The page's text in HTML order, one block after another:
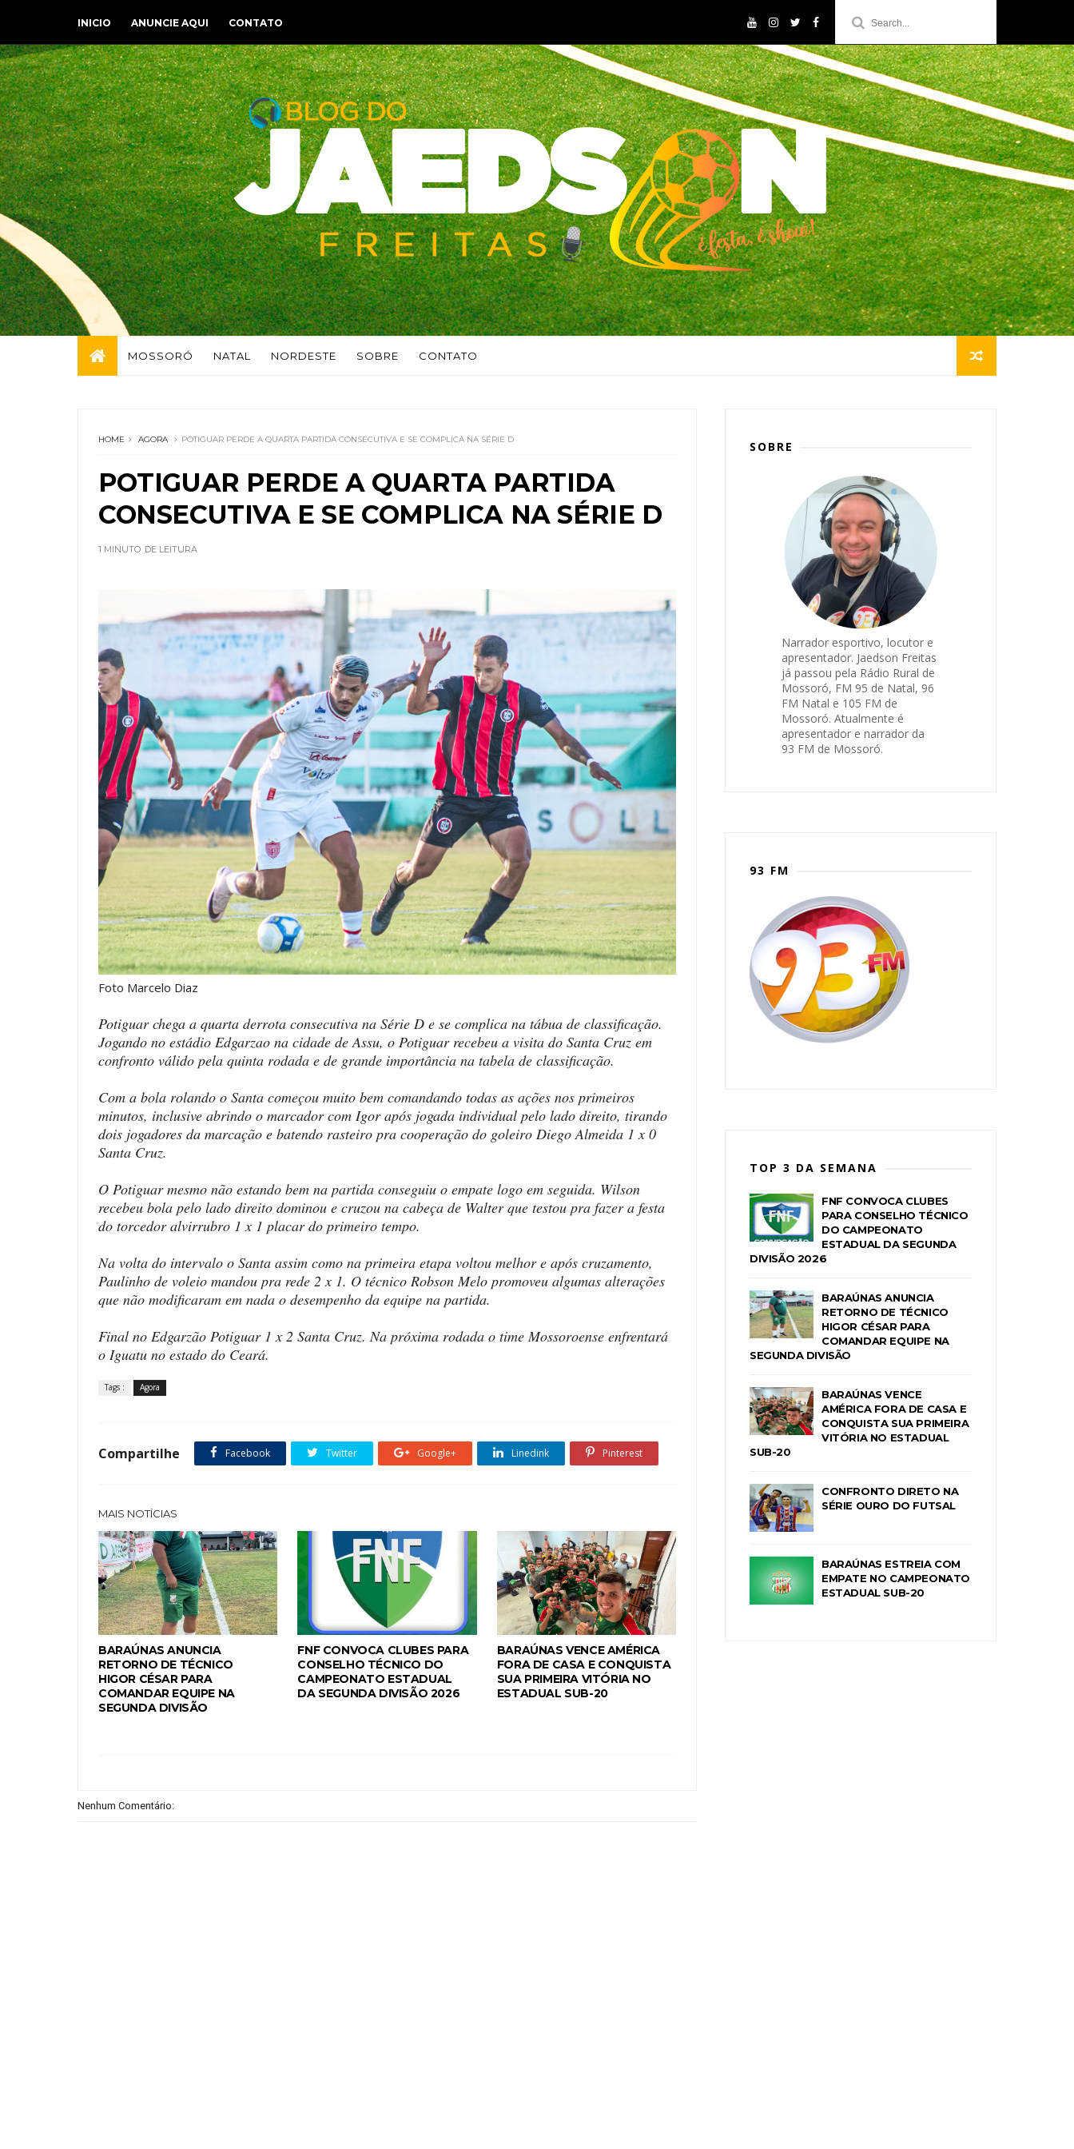
INICIO ANUNCIE AQUI CONTATO
MOSSORÓ NATAL NORDESTE SOBRE CONTATO
HOME AGORA POTIGUAR PERDE A QUARTA PARTIDA CONSECUTIVA E SE COMPLICA NA SÉRIE D
POTIGUAR PERDE A QUARTA PARTIDA
CONSECUTIVA E SE COMPLICA NA SÉRIE D
1 MINUTO DE LEITURA
Foto Marcelo Diaz
Potiguar chega a quarta derrota consecutiva na Série D e se complica na tábua de classificação.
Jogando no estádio Edgarzao na cidade de Assu, o Potiguar recebeu a visita do Santa Cruz em
confronto válido pela quinta rodada e de grande importância na tabela de classificação.
Com a bola rolando o Santa começou muito bem comandando todas as ações nos primeiros
minutos, inclusive abrindo o marcador com Igor após jogada individual pelo lado direito, tirando
dois jogadores da marcação e batendo rasteiro pra cooperação do goleiro Diego Almeida 1 x 0
Santa Cruz.
O Potiguar mesmo não estando bem na partida conseguiu o empate logo em seguida. Wilson
recebeu bola pelo lado direito dominou e cruzou na cabeça de Walter que testou pra fazer a festa
do torcedor alvirrubro 1 x 1 placar do primeiro tempo.
Na volta do intervalo o Santa assim como na primeira etapa voltou melhor e após cruzamento,
Paulinho de voleio mandou pra rede 2 x 1. O técnico Robson Melo promoveu algumas alterações
que não modificaram em nada o desempenho da equipe na partida.
Final no Edgarzão Potiguar 1 x 2 Santa Cruz. Na próxima rodada o time Mossoroense enfrentará
o Iguatu no estado do Ceará.
Tags : Agora
Compartilhe Facebook Twitter Google+ Linedink Pinterest
MAIS NOTÍCIAS
BARAÚNAS ANUNCIA
RETORNO DE TÉCNICO
HIGOR CÉSAR PARA
COMANDAR EQUIPE NA
SEGUNDA DIVISÃO
FNF CONVOCA CLUBES PARA
CONSELHO TÉCNICO DO
CAMPEONATO ESTADUAL
DA SEGUNDA DIVISÃO 2026
BARAÚNAS VENCE AMÉRICA
FORA DE CASA E CONQUISTA
SUA PRIMEIRA VITÓRIA NO
ESTADUAL SUB-20
Nenhum Comentário:
SOBRE
Narrador esportivo, locutor e
apresentador. Jaedson Freitas
já passou pela Rádio Rural de
Mossoró, FM 95 de Natal, 96
FM Natal e 105 FM de
Mossoró. Atualmente é
apresentador e narrador da
93 FM de Mossoró.
93 FM
TOP 3 DA SEMANA
FNF CONVOCA CLUBES
PARA CONSELHO TÉCNICO
DO CAMPEONATO
ESTADUAL DA SEGUNDA
DIVISÃO 2026
BARAÚNAS ANUNCIA
RETORNO DE TÉCNICO
HIGOR CÉSAR PARA
COMANDAR EQUIPE NA
SEGUNDA DIVISÃO
BARAÚNAS VENCE
AMÉRICA FORA DE CASA E
CONQUISTA SUA PRIMEIRA
VITÓRIA NO ESTADUAL
SUB-20
CONFRONTO DIRETO NA
SÉRIE OURO DO FUTSAL
BARAÚNAS ESTREIA COM
EMPATE NO CAMPEONATO
ESTADUAL SUB-20